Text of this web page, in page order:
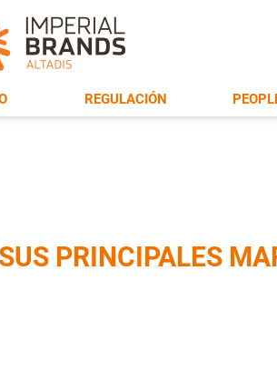
REGULACIÓN
PRINCIPALES